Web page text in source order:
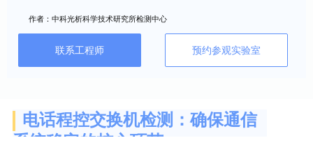
作者：中科光析科学技术研究所检测中心
联系工程师 预约参观实验室
电话程控交换机检测：确保通信
系统稳定的核心环节